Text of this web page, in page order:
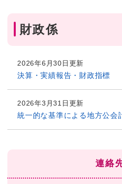
財政係
2026年6月30日更新
決算・実績報告・財政指標
2026年3月31日更新
統一的な基準による地方公会
連絡